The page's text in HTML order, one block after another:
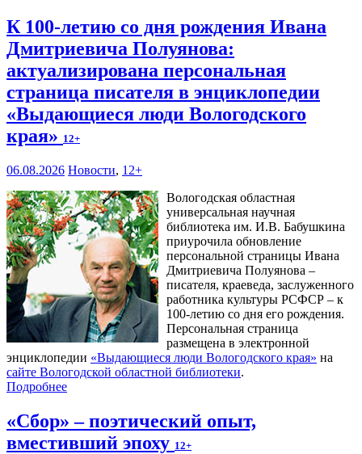
К 100-летию со дня рождения Ивана
Дмитриевича Полуянова:
актуализирована персональная
страница писателя в энциклопедии
«Выдающиеся люди Вологодского
края» 12+
06.08.2026 Новости, 12+
Вологодская областная
универсальная научная
библиотека им. И.В. Бабушкина
приурочила обновление
персональной страницы Ивана
Дмитриевича Полуянова –
писателя, краеведа, заслуженного
работника культуры РСФСР – к
100‑летию со дня его рождения.
Персональная страница
размещена в электронной
энциклопедии «Выдающиеся люди Вологодского края» на
сайте Вологодской областной библиотеки.
Подробнее
«Сбор» – поэтический опыт,
вместивший эпоху 12+